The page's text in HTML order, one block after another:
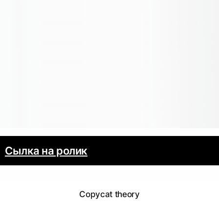
Сылка на ролик
Copycat theory